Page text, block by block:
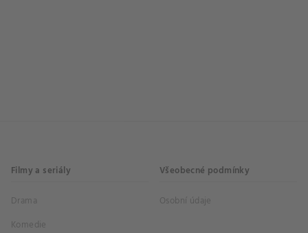
Filmy a seriály
Drama
Komedie
Všeobecné podmínky
Osobní údaje